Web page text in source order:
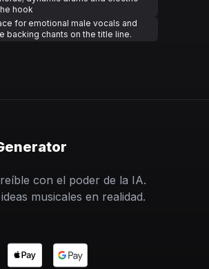
hook
for emotional male vocals and
backing chants on the title line.
con el poder de la IA.
musicales en realidad.